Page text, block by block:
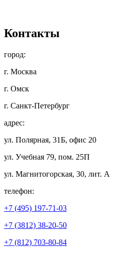
Контакты
город:
г. Москва
г. Омск
г. Санкт-Петербург
адрес:
ул. Полярная, 31Б, офис 20
ул. Учебная 79, пом. 25П
ул. Магнитогорская, 30, лит. А
телефон:
+7 (495) 197-71-03
+7 (3812) 38-20-50
+7 (812) 703-80-84